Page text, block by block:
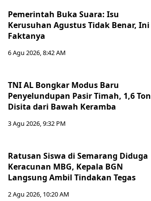
Pemerintah Buka Suara: Isu
Kerusuhan Agustus Tidak Benar, Ini
Faktanya
6 Agu 2026, 8:42 AM
TNI AL Bongkar Modus Baru
Penyelundupan Pasir Timah, 1,6 Ton
Disita dari Bawah Keramba
3 Agu 2026, 9:32 PM
Ratusan Siswa di Semarang Diduga
Keracunan MBG, Kepala BGN
Langsung Ambil Tindakan Tegas
2 Agu 2026, 10:20 AM